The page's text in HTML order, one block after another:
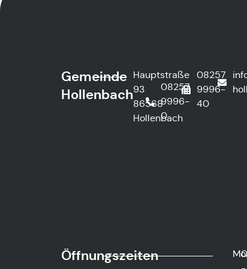
Gemeinde
Hollenbach
Hauptstraße
93
86568
Hollenbach
08257
9996-
0
08257
9996-
40
Öffnungszeiten